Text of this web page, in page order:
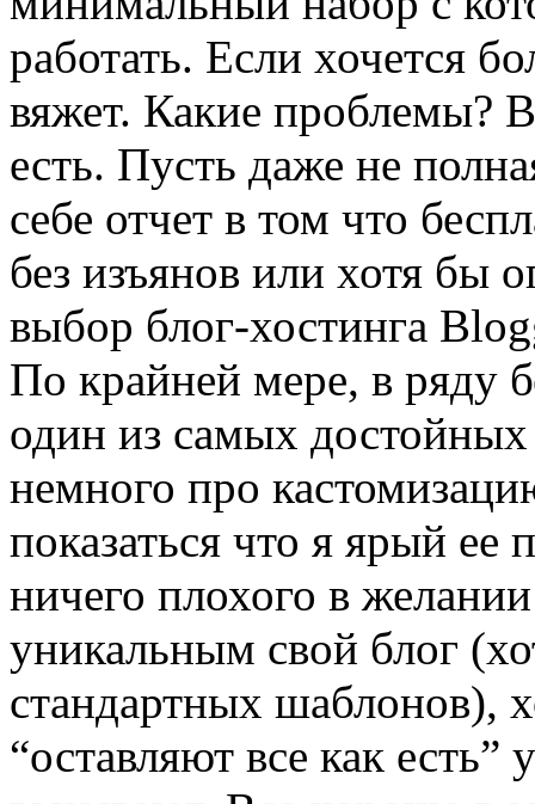
работать. Если хочется
вяжет. Какие проблемы?
есть. Пусть даже не
себе отчет в том что
без изъянов или хотя бы
выбор блог-хостинга
По крайней мере, в ряду
один из самых
немного про
показаться что я ярый
ничего плохого в
уникальным свой блог
стандартных шаблонов),
“оставляют все как